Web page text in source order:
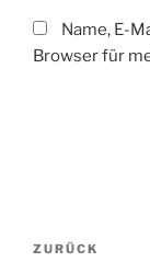
Name, E-
Browser für
Vorheriger
ZURÜCK